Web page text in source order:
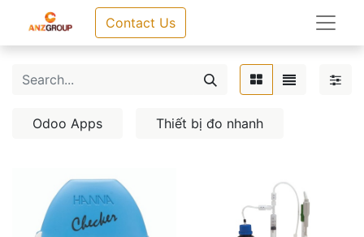
Contact Us
Odoo Apps Thiết bị đo nhanh